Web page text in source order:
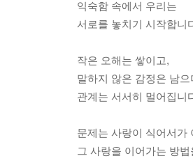
익숙함 속에서 우리는
서로를 놓치기 시작합니
작은 오해는 쌓이고,
말하지 않은 감정은 남으
관계는 서서히 멀어집니
문제는 사랑이 식어서가
그 사랑을 이어가는 방